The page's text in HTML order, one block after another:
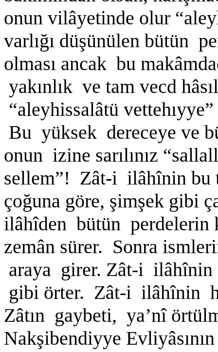
onun vilâyetinde olur
varlığı düşünülen bütün
olması ancak bu
yakınlık ve tam vecd
“aleyhissalâtü
Bu yüksek dereceye ve
onun izine sarılınız
sellem”! Zât-i ilâhînin bu
çoğuna göre, şimşek gibi
ilâhîden bütün perdelerin
zemân sürer. Sonra
araya girer. Zât-i ilâhînin
gibi örter. Zât-i ilâhînin
Zâtın gaybeti, ya’nî
Nakşibendiyye